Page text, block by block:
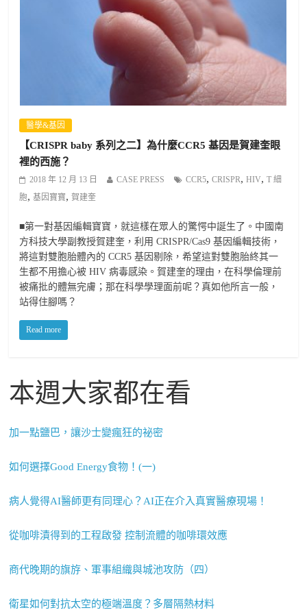
醫學&基因
【CRISPR baby 系列之二】為什麼CCR5 基因是賀建奎眼
裡的西施？
2018 年 12 月 13 日 CASE PRESS CCR5,CRISPR,HIV,T 細
胞,基因寶寶,賀建奎
■第一對基因編輯寶寶，就這樣在眾人的驚愕中誕生了。中國南
方科技大學副教授賀建奎，利用 CRISPR/Cas9 基因編輯技術，
將這對雙胞胎體內的 CCR5 基因剔除，希望這對雙胞胎終其一
生都不用擔心被 HIV 病毒感染。賀建奎的理由，在科學倫理前
被痛批的體無完膚；那在科學學理面前呢？真如他所言一般，
站得住腳嗎？
Read more
本週大家都在看
加一點鹽巴，讓沙士變瘋狂的祕密
如何選擇Good Energy食物！(一)
病人覺得AI醫師更有同理心？AI正在介入真實醫療現場！
從咖啡漬得到的工程啟發 控制流體的咖啡環效應
商代晚期的旗斿、軍事組織與城池攻防（四）
衛星如何對抗太空的極端溫度？多層隔熱材料